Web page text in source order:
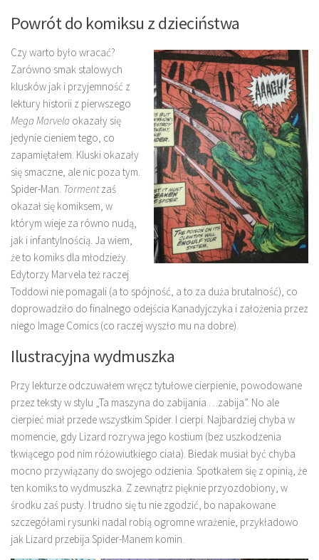
Powrót do komiksu z dzieciństwa
Czy warto było wracać?
Zarówno smak stalowych
klusków jak i przyjemność z
lektury historii z pierwszego
Mega Marvela okazały się
jedynie cieniem tego, co
zapamiętałem. Kluski okazały
się smaczne, ale nic poza tym.
Spider-Man. Tormentzaś
okazał się komiksem, w
którym wieje za równo nudą,
jak i infantylnością. Ja wiem,
że to komiks dla młodzieży.
Edytorzy Marvela też raczej
Toddowi nie pomagali (a to spójność, a to za duża brutalność), co
doprowadziło do finalnego odejścia Kanadyjczyka i założenia przez
niego Image Comics (co raczej wyszło mu na dobre).
Ilustracyjna wydmuszka
Przy lekturze odczuwałem wręcz tytułowe cierpienie, powodowane
przez teksty w stylu „Ta maszyna do zabijania …zabija”. No ale
cierpieć miał przede wszystkim Spider. I cierpi. Najbardziej chyba w
momencie, gdy Lizard rozrywa jego kostium (bez uszkodzenia
tkwiącego pod nim różowiutkiego ciała). Biedak musiał być chyba
mocno przywiązany do swojego odzienia. Spotkałem się z opinią, że
ten komiks to wydmuszka. Z zewnątrz pięknie przyozdobiony, w
środku zaś pusty. I trudno się tu nie zgodzić, bo napakowane
szczegółami rysunki nadal robią ogromne wrażenie, przykładowo
jak Lizard przebija Spider-Manem komin.